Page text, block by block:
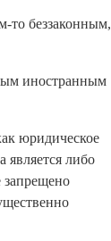
то беззаконным,
иностранным
юридическое
является либо
запрещено